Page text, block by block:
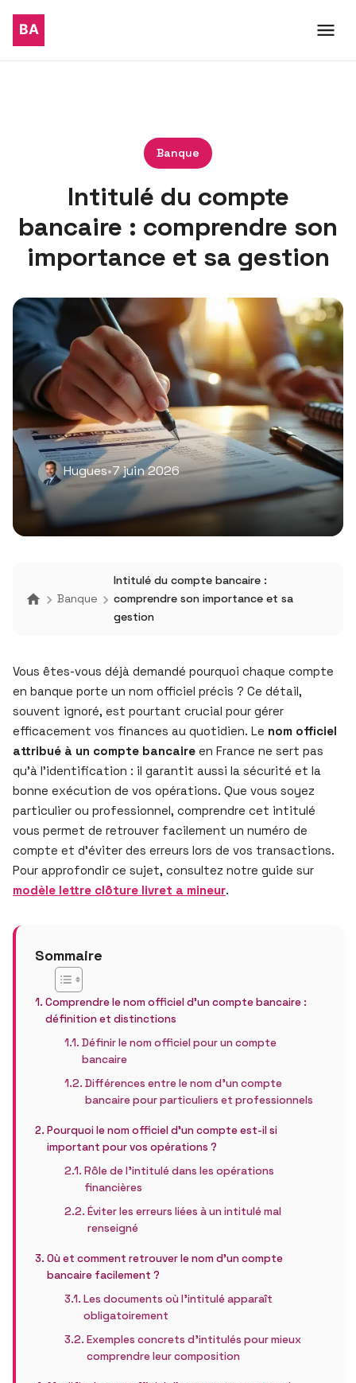
Banque
Intitulé du compte
bancaire : comprendre son
importance et sa gestion
Hugues•7 juin 2026
Banque
Intitulé du compte bancaire :
comprendre son importance et sa
gestion
Vous êtes-vous déjà demandé pourquoi chaque compte
en banque porte un nom officiel précis ? Ce détail,
souvent ignoré, est pourtant crucial pour gérer
efficacement vos finances au quotidien. Le nom officiel
attribué à un compte bancaire en France ne sert pas
qu’à l’identification : il garantit aussi la sécurité et la
bonne exécution de vos opérations. Que vous soyez
particulier ou professionnel, comprendre cet intitulé
vous permet de retrouver facilement un numéro de
compte et d’éviter des erreurs lors de vos transactions.
Pour approfondir ce sujet, consultez notre guide sur
modèle lettre clôture livret a mineur.
Sommaire
Comprendre le nom officiel d’un compte bancaire :
définition et distinctions
Définir le nom officiel pour un compte
bancaire
Différences entre le nom d’un compte
bancaire pour particuliers et professionnels
Pourquoi le nom officiel d’un compte est-il si
important pour vos opérations ?
Rôle de l’intitulé dans les opérations
financières
Éviter les erreurs liées à un intitulé mal
renseigné
Où et comment retrouver le nom d’un compte
bancaire facilement ?
Les documents où l’intitulé apparaît
obligatoirement
Exemples concrets d’intitulés pour mieux
comprendre leur composition